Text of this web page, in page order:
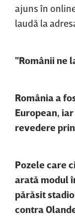
ajuns în
laudă la
"Românii ne
România a
European,
revedere
Pozele care
arată modul
părăsit
contra